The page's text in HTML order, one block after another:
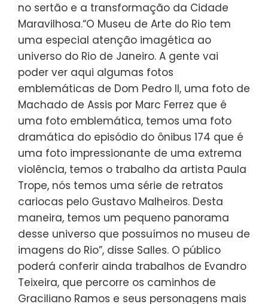
no sertão e a transformação da Cidade
Maravilhosa.“O Museu de Arte do Rio tem
uma especial atenção imagética ao
universo do Rio de Janeiro. A gente vai
poder ver aqui algumas fotos
emblemáticas de Dom Pedro II, uma foto de
Machado de Assis por Marc Ferrez que é
uma foto emblemática, temos uma foto
dramática do episódio do ônibus 174 que é
uma foto impressionante de uma extrema
violência, temos o trabalho da artista Paula
Trope, nós temos uma série de retratos
cariocas pelo Gustavo Malheiros. Desta
maneira, temos um pequeno panorama
desse universo que possuímos no museu de
imagens do Rio”, disse Salles. O público
poderá conferir ainda trabalhos de Evandro
Teixeira, que percorre os caminhos de
Graciliano Ramos e seus personagens mais